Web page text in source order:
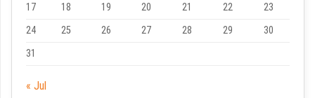
17
18 19 20 21 22
23
24
25 26 27 28 29
30
31
« Jul